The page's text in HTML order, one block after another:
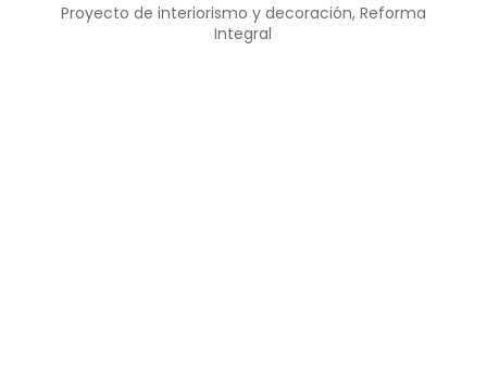
Proyecto de interiorismo y decoración, Reforma
Integral